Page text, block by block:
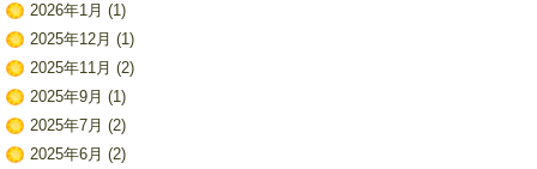
2026年1月 (1)
2025年12月 (1)
2025年11月 (2)
2025年9月 (1)
2025年7月 (2)
2025年6月 (2)